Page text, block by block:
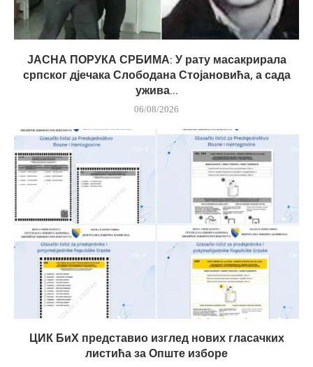
ЈАСНА ПОРУКА СРБИМА: У рату масакрирала
српског дјечака Слободана Стојановића, а сада
ужива...
06/08/2026
ЦИК БиХ представио изглед нових гласачких
листића за Опште изборе